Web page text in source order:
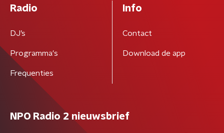
Radio
DJ’s
Programma's
Frequenties
Info
Contact
Download de app
NPO Radio 2 nieuwsbrief